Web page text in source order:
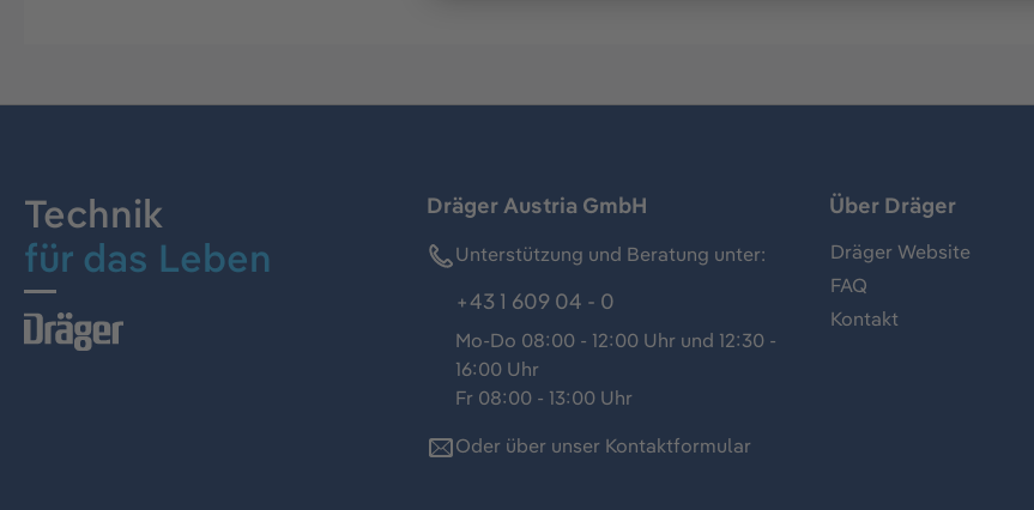
Technik
für das Leben
Dräger Austria GmbH
Unterstützung und Beratung unter:
+43 1 609 04 - 0
Mo-Do 08:00 - 12:00 Uhr und 12:30 -
16:00 Uhr
Fr 08:00 - 13:00 Uhr
Oder über unser Kontaktformular
Über Dräger
Dräger Website
FAQ
Kontakt